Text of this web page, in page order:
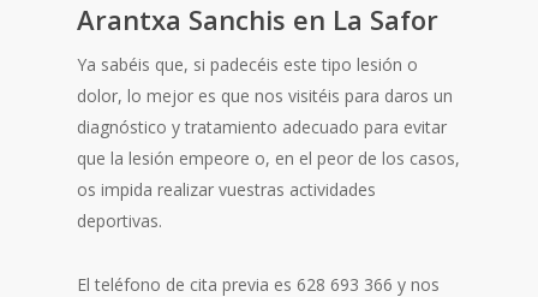
Arantxa Sanchis en La Safor
Ya sabéis que, si padecéis este tipo lesión o
dolor, lo mejor es que nos visitéis para daros un
diagnóstico y tratamiento adecuado para evitar
que la lesión empeore o, en el peor de los casos,
os impida realizar vuestras actividades
deportivas.
El teléfono de cita previa es 628 693 366 y nos